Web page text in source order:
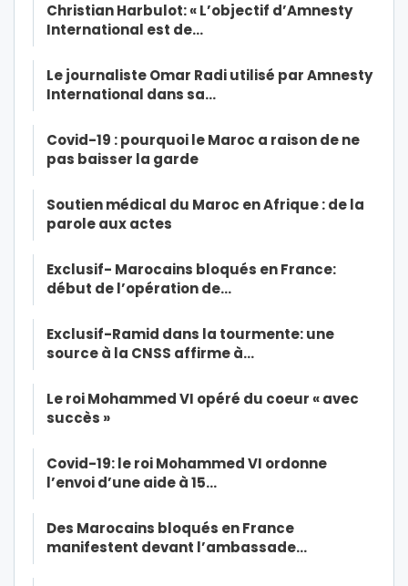
Christian Harbulot: « L’objectif d’Amnesty
International est de…
Le journaliste Omar Radi utilisé par Amnesty
International dans sa…
Covid-19 : pourquoi le Maroc a raison de ne
pas baisser la garde
Soutien médical du Maroc en Afrique : de la
parole aux actes
Exclusif- Marocains bloqués en France:
début de l’opération de…
Exclusif-Ramid dans la tourmente: une
source à la CNSS affirme à…
Le roi Mohammed VI opéré du coeur « avec
succès »
Covid-19: le roi Mohammed VI ordonne
l’envoi d’une aide à 15…
Des Marocains bloqués en France
manifestent devant l’ambassade…